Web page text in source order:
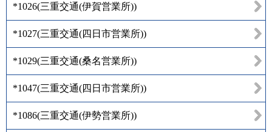
*1026(三重交通(伊賀営業所))
*1027(三重交通(四日市営業所))
*1029(三重交通(桑名営業所))
*1047(三重交通(四日市営業所))
*1086(三重交通(伊勢営業所))